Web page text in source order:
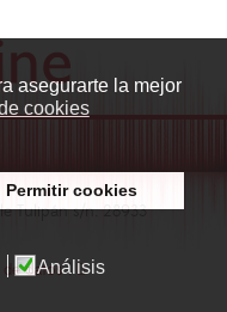
asegurarte la mejor
cookies
Permitir cookies
Análisis
Tulipán s/n. 28933
datos|